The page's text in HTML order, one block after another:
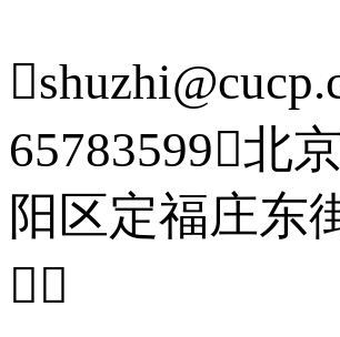

65783599北
阳区定福庄东
